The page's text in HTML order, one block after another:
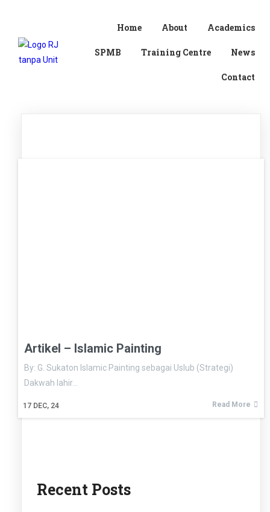
Home About Academics
SPMB Training Centre News
Contact
Artikel – Islamic Painting
17 DEC, 24
By: G. Sukaton Islamic Painting sebagai Uslub (Strategi)
Dakwah lahir…
Read More
Recent Posts